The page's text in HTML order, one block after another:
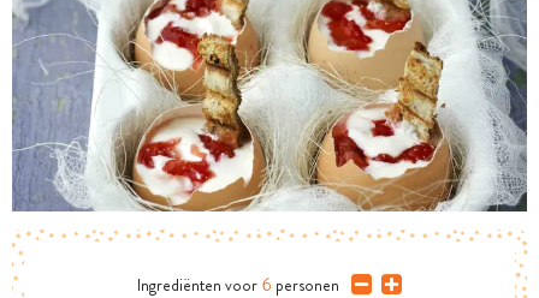
Ingrediënten voor 6 personen